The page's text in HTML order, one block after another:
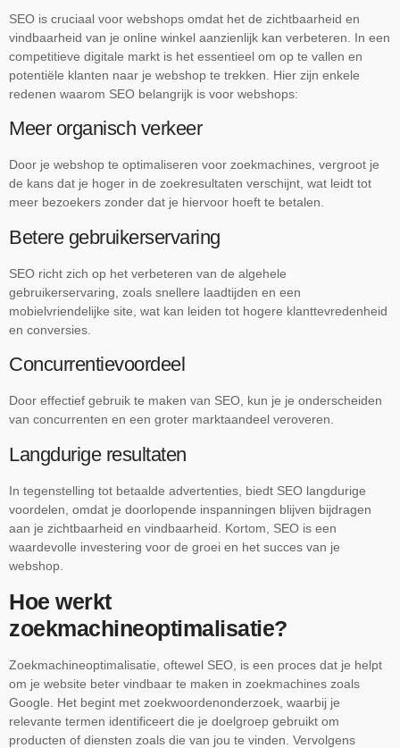
SEO is cruciaal voor webshops omdat het de zichtbaarheid en
vindbaarheid van je online winkel aanzienlijk kan verbeteren. In een
competitieve digitale markt is het essentieel om op te vallen en
potentiële klanten naar je webshop te trekken. Hier zijn enkele
redenen waarom SEO belangrijk is voor webshops:
Meer organisch verkeer
Door je webshop te optimaliseren voor zoekmachines, vergroot je
de kans dat je hoger in de zoekresultaten verschijnt, wat leidt tot
meer bezoekers zonder dat je hiervoor hoeft te betalen.
Betere gebruikerservaring
SEO richt zich op het verbeteren van de algehele
gebruikerservaring, zoals snellere laadtijden en een
mobielvriendelijke site, wat kan leiden tot hogere klanttevredenheid
en conversies.
Concurrentievoordeel
Door effectief gebruik te maken van SEO, kun je je onderscheiden
van concurrenten en een groter marktaandeel veroveren.
Langdurige resultaten
In tegenstelling tot betaalde advertenties, biedt SEO langdurige
voordelen, omdat je doorlopende inspanningen blijven bijdragen
aan je zichtbaarheid en vindbaarheid. Kortom, SEO is een
waardevolle investering voor de groei en het succes van je
webshop.
Hoe werkt
zoekmachineoptimalisatie?
Zoekmachineoptimalisatie, oftewel SEO, is een proces dat je helpt
om je website beter vindbaar te maken in zoekmachines zoals
Google. Het begint met zoekwoordenonderzoek, waarbij je
relevante termen identificeert die je doelgroep gebruikt om
producten of diensten zoals die van jou te vinden. Vervolgens